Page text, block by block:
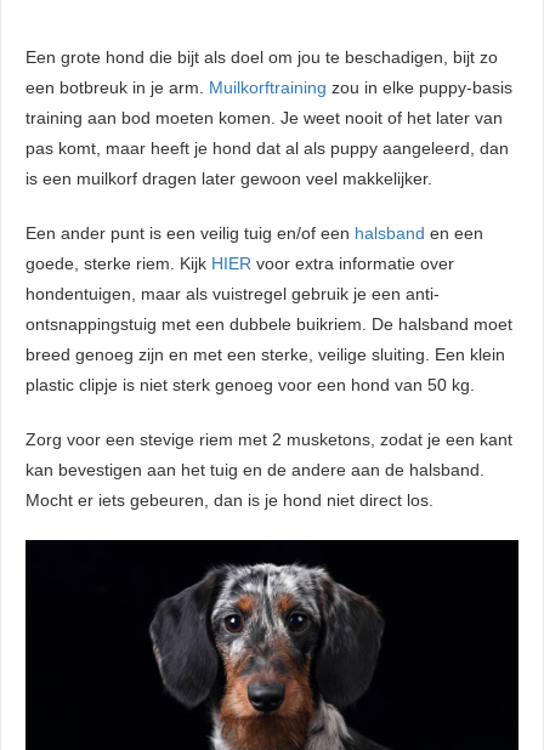
Een grote hond die bijt als doel om jou te beschadigen, bijt zo
een botbreuk in je arm. Muilkorftraining zou in elke puppy-basis
training aan bod moeten komen. Je weet nooit of het later van
pas komt, maar heeft je hond dat al als puppy aangeleerd, dan
is een muilkorf dragen later gewoon veel makkelijker.
Een ander punt is een veilig tuig en/of een halsband en een
goede, sterke riem. Kijk HIER voor extra informatie over
hondentuigen, maar als vuistregel gebruik je een anti-
ontsnappingstuig met een dubbele buikriem. De halsband moet
breed genoeg zijn en met een sterke, veilige sluiting. Een klein
plastic clipje is niet sterk genoeg voor een hond van 50 kg.
Zorg voor een stevige riem met 2 musketons, zodat je een kant
kan bevestigen aan het tuig en de andere aan de halsband.
Mocht er iets gebeuren, dan is je hond niet direct los.